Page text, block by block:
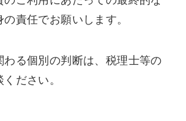
責任でお願いします。
わる個別の判断は、税理士等の
ださい。